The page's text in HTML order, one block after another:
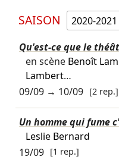
SAISON
Qu'est-ce que le
en scène Benoît
Lambert…
09/09→ 10/09 [2 rep.]
Un homme qui fume
Leslie Bernard
19/09 [1 rep.]